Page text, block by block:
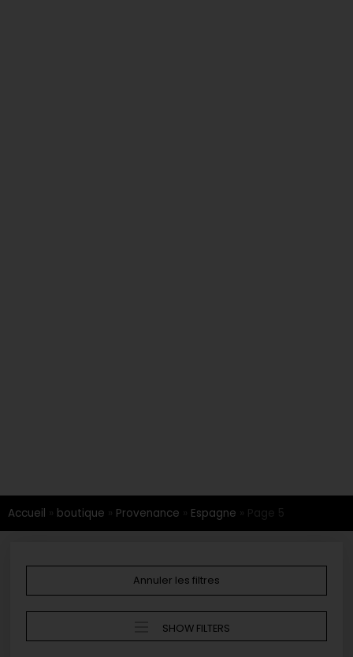
Accueil » boutique » Provenance » Espagne » Page 5
Annuler les filtres
SHOW FILTERS